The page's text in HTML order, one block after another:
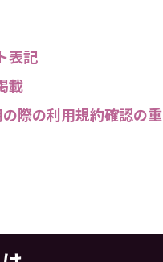
表記
載
際の利用規約確認の